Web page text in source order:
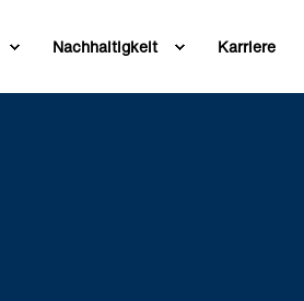
Nachhaltigkeit Karriere